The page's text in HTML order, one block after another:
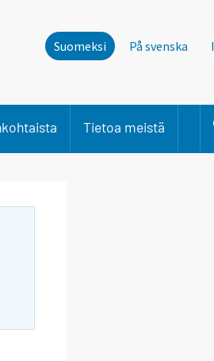
Suomeksi På svenska
Tietoa meistä